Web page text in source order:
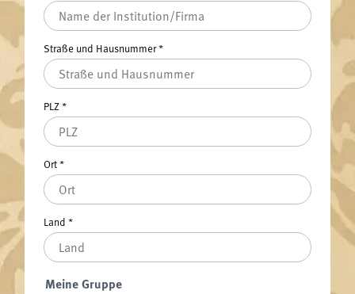
Straße und Hausnummer*
PLZ*
Ort*
Land *
Meine Gruppe